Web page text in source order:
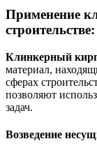
Применение
Клинкерный
материал,
сферах
позволяют
задач.
Возведение